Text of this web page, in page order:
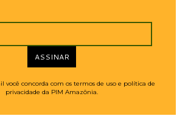
ASSINAR
você concorda com os termos de uso e política de
privacidade da PIM Amazônia.